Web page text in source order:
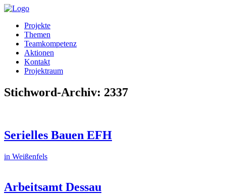
Projekte
Themen
Teamkompetenz
Aktionen
Kontakt
Projektraum
Stichword-Archiv: 2337
Serielles Bauen EFH
in Weißenfels
Arbeitsamt Dessau